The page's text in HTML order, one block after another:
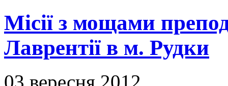
Місії з мощами
Лаврентії в м. Рудки
03 вересня 2012